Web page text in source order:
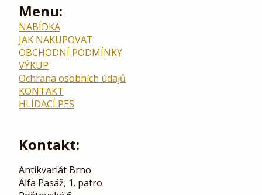
Menu:
NABÍDKA
JAK NAKUPOVAT
OBCHODNÍ PODMÍNKY
VÝKUP
Ochrana osobních údajů
KONTAKT
HLÍDACÍ PES
Kontakt:
Antikvariát Brno
Alfa Pasáž, 1. patro